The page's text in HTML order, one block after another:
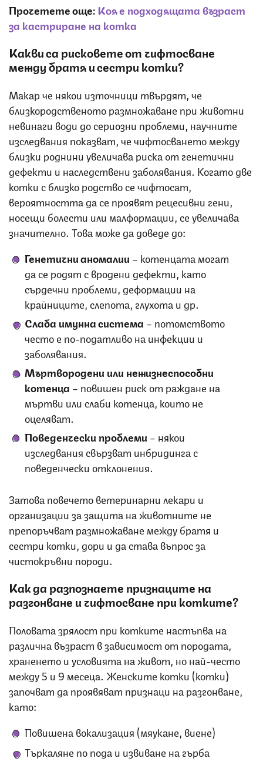
Прочетете още:Коя е подходящата възраст
за кастриране на котка
Какви са рисковете от чифтосване
между братя и сестри котки?
Макар че някои източници твърдят, че
близкородственото размножаване при животни
невинаги води до сериозни проблеми, научните
изследвания показват, че чифтосването между
близки роднини увеличава риска от генетични
дефекти и наследствени заболявания. Когато две
котки с близко родство се чифтосат,
вероятността да се проявят рецесивни гени,
носещи болести или малформации, се увеличава
значително. Това може да доведе до:
Генетични аномалии – котенцата могат
да се родят с вродени дефекти, като
сърдечни проблеми, деформации на
крайниците, слепота, глухота и др.
Слаба имунна система – потомството
често е по-податливо на инфекции и
заболявания.
Мъртвородени или нежизнеспособни
котенца – повишен риск от раждане на
мъртви или слаби котенца, които не
оцеляват.
Поведенчески проблеми – някои
изследвания свързват инбридинга с
поведенчески отклонения.
Затова повечето ветеринарни лекари и
организации за защита на животните не
препоръчват размножаване между братя и
сестри котки, дори и да става въпрос за
чистокръвни породи.
Как да разпознаете признаците на
разгонване и чифтосване при котките?
Половата зрялост при котките настъпва на
различна възраст в зависимост от породата,
храненето и условията на живот, но най-често
между 5 и 9 месеца. Женските котки (котки)
започват да проявяват признаци на разгонване,
като:
Повишена вокализация (мяукане, виене)
Търкаляне по пода и извиване на гърба